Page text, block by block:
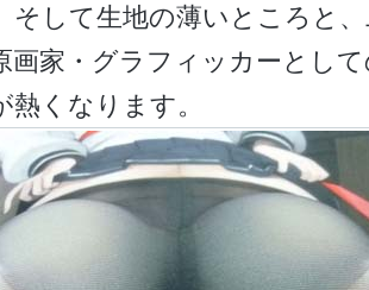
そして生地の薄いところと
画家・グラフィッカーとし
熱くなります。